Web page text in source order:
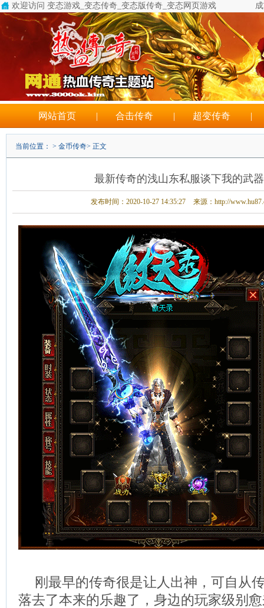
欢迎访问 变态游戏_变态传奇_变态版传奇_变态网页游戏
网站首页 | 合击传奇 | 超变传奇 |
当前位置： > 金币传奇> 正文
最新传奇的浅山东私服谈下我的武
发布时间：2020-10-27 14:35:27 来源：http://
刚最早的传奇很是让人出神，可自从
落去了本来的乐趣了，身边的玩家级别